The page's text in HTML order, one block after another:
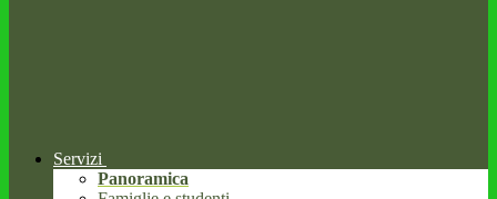
Servizi
Panoramica